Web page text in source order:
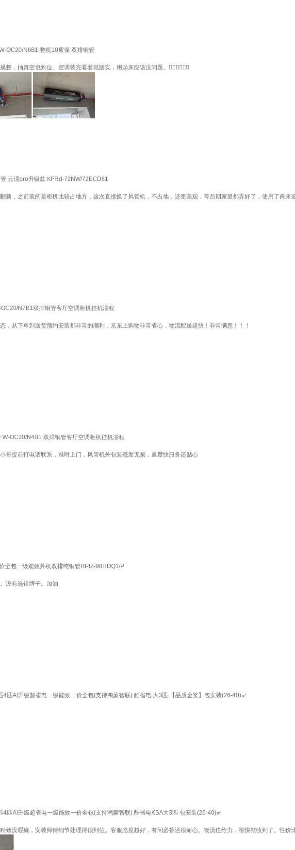
OC20/N6B1 整机10质保 双排铜管
，抽真空也到位。空调装完看着就踏实，用起来应该没问题。👍🏻👍🏻👍🏻
云璟pro升级款 KFRd-72NW/72ECD81
新，之前装的是柜机比较占地方，这次直接换了风管机，不占地，还更美观，等后期家里都弄好了，使用了再来
N7B1双排铜管客厅空调柜机挂机澎程
，从下单到送货预约安装都非常的顺利，京东上购物非常省心，物流配送超快！非常满意！！！
OC20/N4B1 双排铜管客厅空调柜机挂机澎程
哥提前打电话联系，准时上门，风管机外包装毫发无损，速度快服务还贴心
全包一级能效外机双排纯铜管RPIZ-90HDQ1/P
没有选错牌子。加油
匹AI升级超省电一级能效一价全包(支持鸿蒙智联) 酷省电 大3匹 【品质金奖】包安装(26-40)㎡
匹AI升级超省电一级能效一价全包(支持鸿蒙智联) 酷省电KSA大3匹 包安装(26-40)㎡
致没瑕疵，安装师傅细节处理得很到位。客服态度超好，有问必答还很耐心。物流也给力，很快就收到了。性价